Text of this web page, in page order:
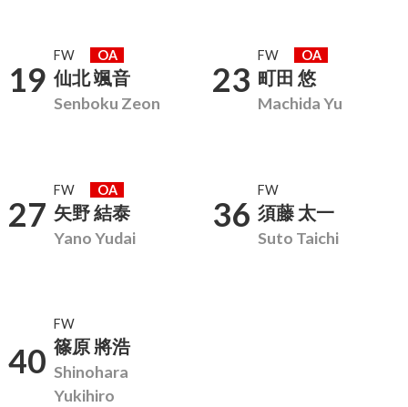
19
FW OA
仙北 颯音
Senboku Zeon
23
FW OA
町田 悠
Machida Yu
27
FW OA
矢野 結泰
Yano Yudai
36
FW
須藤 太一
Suto Taichi
40
FW
篠原 將浩
Shinohara
Yukihiro